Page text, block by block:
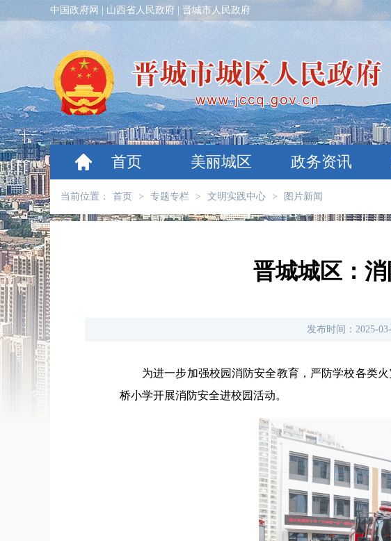
中国政府网 山西省人民政府 晋城市人民政府
首页 美丽城区 政务资讯
当前位置： 首页 > 专题专栏 > 文明实践中心 > 图片新闻
晋城城区：
发布时间： 2025-
为进一步加强校园消防安全教育，严防学校各类
桥小学开展消防安全进校园活动。